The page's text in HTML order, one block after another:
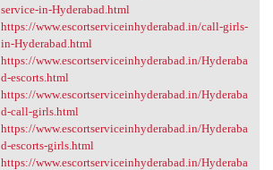
service-in-Hyderabad.html
https://www.escortserviceinhyderabad.in/call-girls-
in-Hyderabad.html
https://www.escortserviceinhyderabad.in/Hyderaba
d-escorts.html
https://www.escortserviceinhyderabad.in/Hyderaba
d-call-girls.html
https://www.escortserviceinhyderabad.in/Hyderaba
d-escorts-girls.html
https://www.escortserviceinhyderabad.in/Hyderaba